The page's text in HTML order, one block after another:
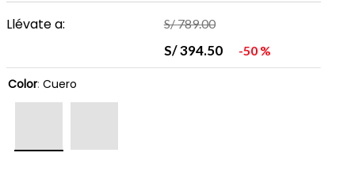
Llévate a: S/789.00
S/394.50 50 %
Color: Cuero